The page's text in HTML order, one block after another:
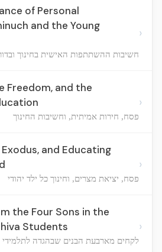
of Personal
and the Young
חשיבות ההשתתפות האישית בחינוך
›
Freedom, and the
פסח, חירות אמיתית, וחשיבות החינוך
›
and Educating
פסח, יציאת מצרים, וחינוך כל ילד יהודי
›
the Four Sons in the
Students
לקחים מארבעת הבנים שבהגדה לתלמידי
›